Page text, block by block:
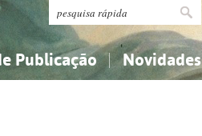
Publicação Novidades